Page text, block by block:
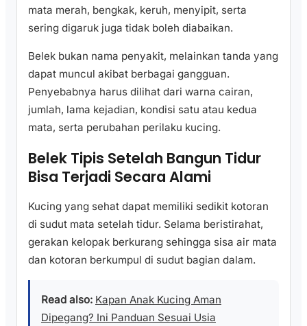
mata merah, bengkak, keruh, menyipit, serta
sering digaruk juga tidak boleh diabaikan.
Belek bukan nama penyakit, melainkan tanda yang
dapat muncul akibat berbagai gangguan.
Penyebabnya harus dilihat dari warna cairan,
jumlah, lama kejadian, kondisi satu atau kedua
mata, serta perubahan perilaku kucing.
Belek Tipis Setelah Bangun Tidur
Bisa Terjadi Secara Alami
Kucing yang sehat dapat memiliki sedikit kotoran
di sudut mata setelah tidur. Selama beristirahat,
gerakan kelopak berkurang sehingga sisa air mata
dan kotoran berkumpul di sudut bagian dalam.
Read also: Kapan Anak Kucing Aman
Dipegang? Ini Panduan Sesuai Usia